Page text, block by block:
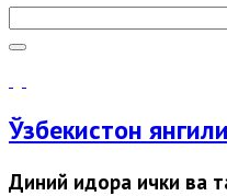
Ўзбекистон
Диний идора ички ва